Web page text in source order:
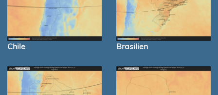
Chile Brasilien